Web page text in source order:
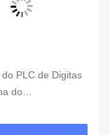
PLC de Digitas
do
máquina de